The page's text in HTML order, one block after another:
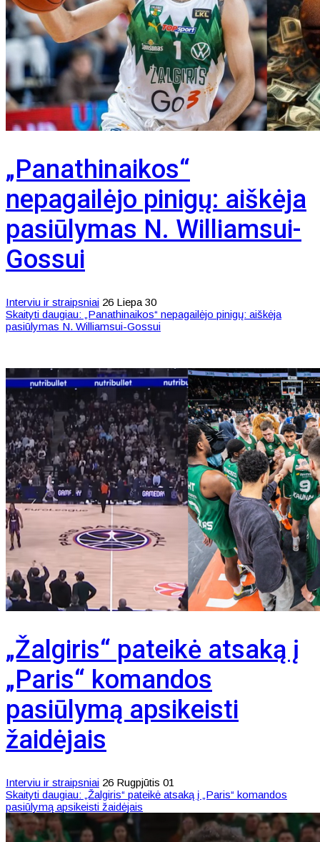
„Panathinaikos“
nepagailėjo pinigų: aiškėja
pasiūlymas N. Williamsui-
Gossui
Interviu ir straipsniai 26 Liepa 30
Skaityti daugiau: „Panathinaikos“ nepagailėjo pinigų: aiškėja
pasiūlymas N. Williamsui-Gossui
„Žalgiris“ pateikė atsaką į
„Paris“ komandos
pasiūlymą apsikeisti
žaidėjais
Interviu ir straipsniai 26 Rugpjūtis 01
Skaityti daugiau: „Žalgiris“ pateikė atsaką į „Paris“ komandos
pasiūlymą apsikeisti žaidėjais